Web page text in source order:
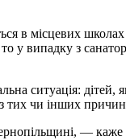
в місцевих
у випадку з
ситуація:
тих чи інших
—